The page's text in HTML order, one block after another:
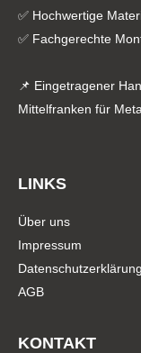
✅ Hochwertige
✅ Fachgerechte
📌 Eingetragener
Mittelfranken für
LINKS
Über uns
Impressum
Datenschutzerklärung
AGB
KONTAKT